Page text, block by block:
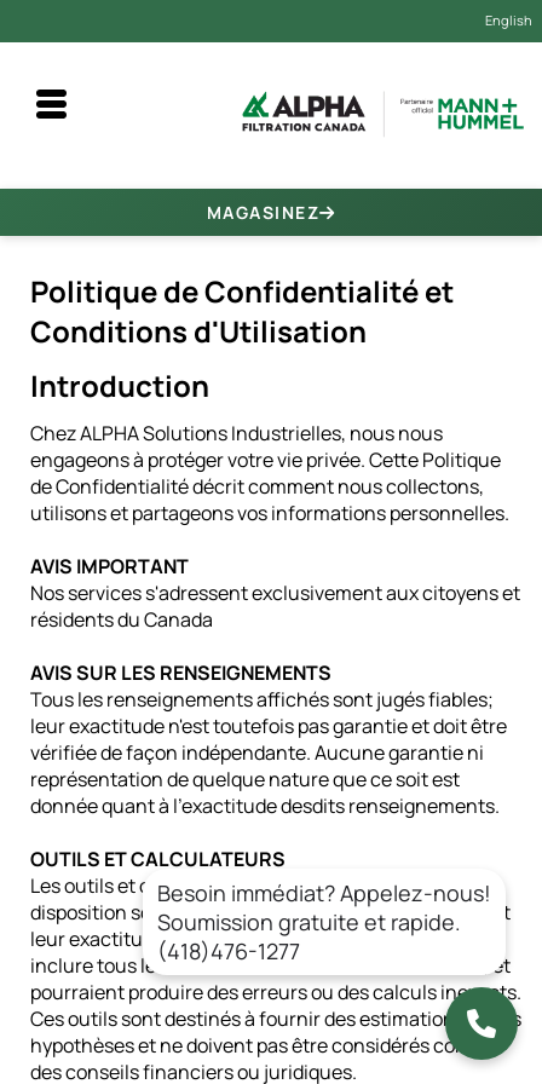
English
MAGASINEZ
Politique de Confidentialité et
Conditions d'Utilisation
Introduction
Chez ALPHA Solutions Industrielles, nous nous
engageons à protéger votre vie privée. Cette Politique
de Confidentialité décrit comment nous collectons,
utilisons et partageons vos informations personnelles.
AVIS IMPORTANT
Nos services s'adressent exclusivement aux citoyens et
résidents du Canada
AVIS SUR LES RENSEIGNEMENTS
Tous les renseignements affichés sont jugés fiables;
leur exactitude n'est toutefois pas garantie et doit être
vérifiée de façon indépendante. Aucune garantie ni
représentation de quelque nature que ce soit est
donnée quant à l'exactitude desdits renseignements.
OUTILS ET CALCULATEURS
Les outils et calculateurs que nous mettons à votre
disposition sont considérés comme fiables, cependant
leur exactitude n'est pas garantie. Ils peuvent ne pas
inclure tous les frais associés à l'achat ou à la vente, et
pourraient produire des erreurs ou des calculs inexacts.
Ces outils sont destinés à fournir des estimations et des
hypothèses et ne doivent pas être considérés comme
des conseils financiers ou juridiques.
Besoin immédiat? Appelez-nous!
Soumission gratuite et rapide.
(418)476-1277